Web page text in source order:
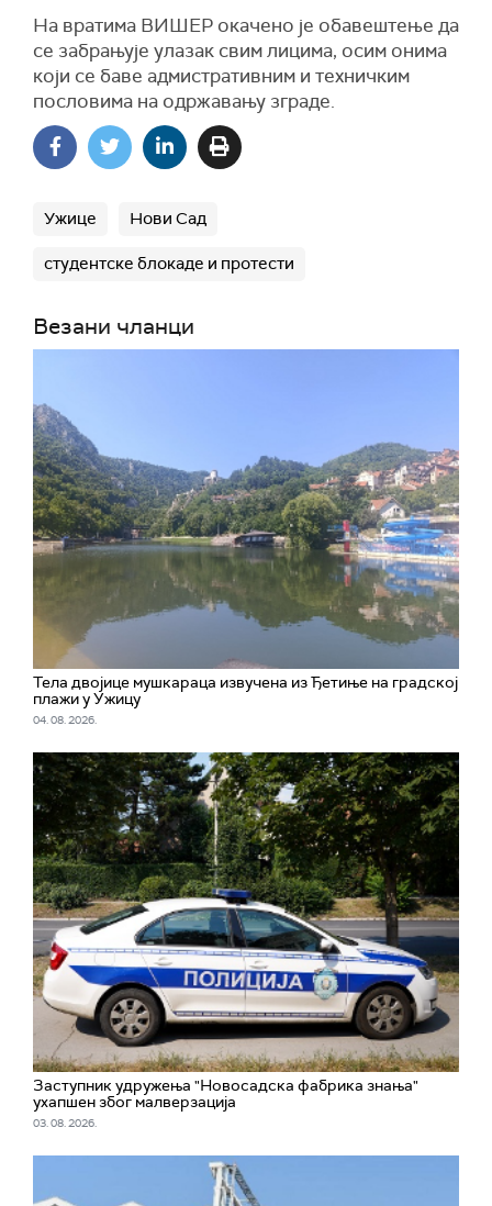
На вратима ВИШЕР окачено је обавештење да
се забрањује улазак свим лицима, осим онима
који се баве адмистративним и техничким
пословима на одржавању зграде.
Ужице Нови Сад
студентске блокаде и протести
Везани чланци
Тела двојице мушкараца извучена из Ђетиње на градској
плажи у Ужицу
04. 08. 2026.
Заступник удружења "Новосадска фабрика знања"
ухапшен због малверзација
03. 08. 2026.